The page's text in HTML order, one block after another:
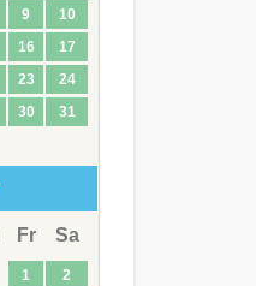
9
10
16
17
23
24
30 31
Fr Sa
1
2